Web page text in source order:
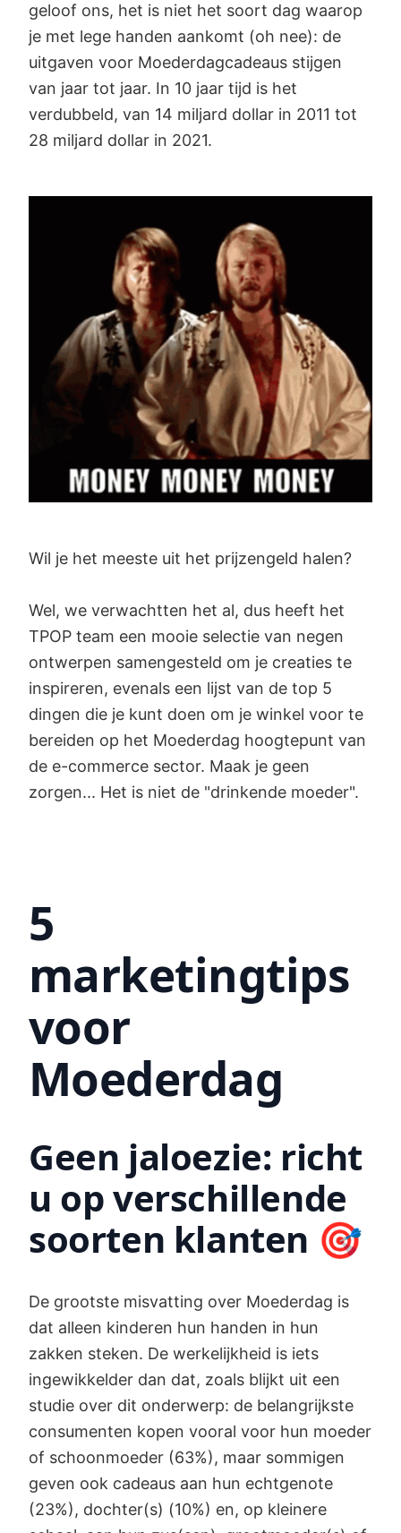
geloof ons, het is niet het soort dag waarop
je met lege handen aankomt (oh nee): de
uitgaven voor Moederdagcadeaus stijgen
van jaar tot jaar. In 10 jaar tijd is het
verdubbeld, van 14 miljard dollar in 2011 tot
28 miljard dollar in 2021.
Wil je het meeste uit het prijzengeld halen?
Wel, we verwachtten het al, dus heeft het
TPOP team een mooie selectie van negen
ontwerpen samengesteld om je creaties te
inspireren, evenals een lijst van de top 5
dingen die je kunt doen om je winkel voor te
bereiden op het Moederdag hoogtepunt van
de e-commerce sector. Maak je geen
zorgen... Het is niet de "drinkende moeder".
5
marketingtips
voor
Moederdag
Geen jaloezie: richt
u op verschillende
soorten klanten 🎯
De grootste misvatting over Moederdag is
dat alleen kinderen hun handen in hun
zakken steken. De werkelijkheid is iets
ingewikkelder dan dat, zoals blijkt uit een
studie over dit onderwerp: de belangrijkste
consumenten kopen vooral voor hun moeder
of schoonmoeder (63%), maar sommigen
geven ook cadeaus aan hun echtgenote
(23%), dochter(s) (10%) en, op kleinere